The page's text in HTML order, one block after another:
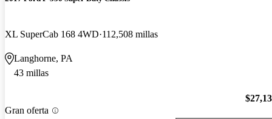
XL SuperCab 168 4WD 112,508 millas
Langhorne, PA
43 millas
Gran oferta